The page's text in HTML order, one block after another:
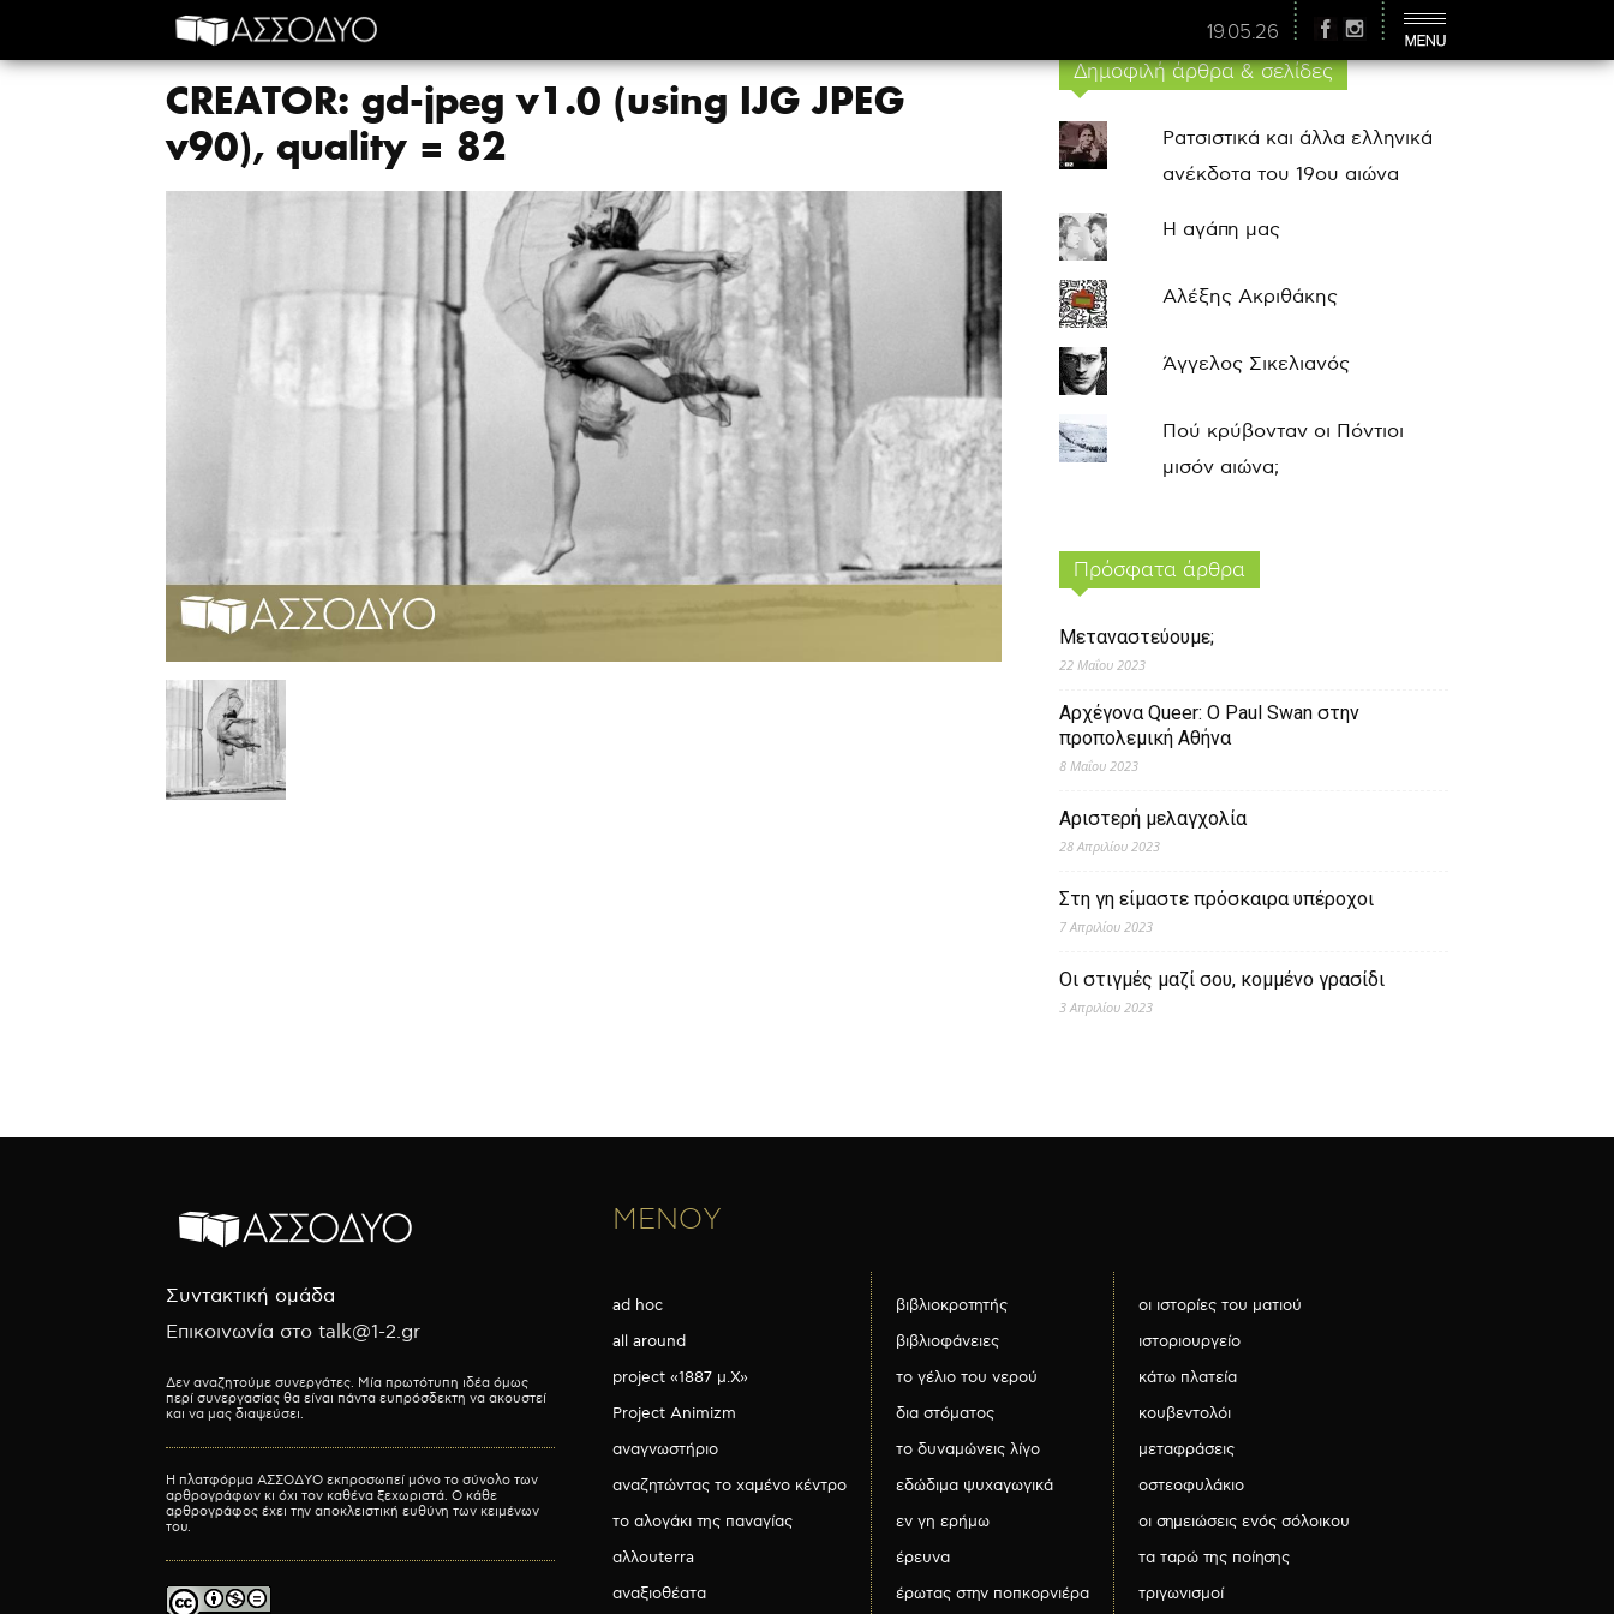
19.05.26
CREATOR: gd-jpeg v1.0 (using IJG JPEG
v90), quality = 82
Δημοφιλή άρθρα & σελίδες
Ρατσιστικά και άλλα ελληνικά
ανέκδοτα του 19ου αιώνα
Η αγάπη μας
Αλέξης Ακριθάκης
Άγγελος Σικελιανός
Πού κρύβονταν οι Πόντιοι
μισόν αιώνα;
Πρόσφατα άρθρα
Μεταναστεύουμε;
22 Μαΐου 2023
Αρχέγονα Queer: O Paul Swan στην
προπολεμική Αθήνα
8 Μαΐου 2023
Αριστερή μελαγχολία
28 Απριλίου 2023
Στη γη είμαστε πρόσκαιρα υπέροχοι
7 Απριλίου 2023
Οι στιγμές μαζί σου, κομμένο γρασίδι
3 Απριλίου 2023
Συντακτική ομάδα
Επικοινωνία στο talk@1-2.gr
Δεν αναζητούμε συνεργάτες. Μία πρωτότυπη ιδέα όμως
περί συνεργασίας θα είναι πάντα ευπρόσδεκτη να ακουστεί
και να μας διαψεύσει.
Η πλατφόρμα ΑΣΣΟΔΥΟ εκπροσωπεί μόνο το σύνολο των
αρθρογράφων κι όχι τον καθένα ξεχωριστά. Ο κάθε
αρθρογράφος έχει την αποκλειστική ευθύνη των κειμένων
του.
ΜΕΝΟΥ
ad hoc
all around
project «1887 μ.Χ»
Project Animizm
αναγνωστήριο
αναζητώντας το χαμένο κέντρο
το αλογάκι της παναγίας
αλλουterra
αναξιοθέατα
βιβλιοκροτητής
βιβλιοφάνειες
το γέλιο του νερού
δια στόματος
το δυναμώνεις λίγο
εδώδιμα ψυχαγωγικά
εν γη ερήμω
έρευνα
έρωτας στην ποπκορνιέρα
οι ιστορίες του ματιού
ιστοριουργείο
κάτω πλατεία
κουβεντολόι
μεταφράσεις
οστεοφυλάκιο
οι σημειώσεις ενός σόλοικου
τα ταρώ της ποίησης
τριγωνισμοί